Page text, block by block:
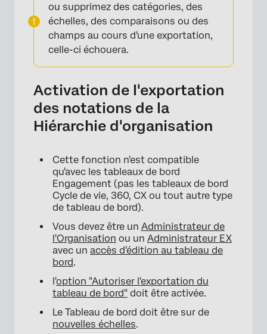
ou supprimez des catégories, des
échelles, des comparaisons ou des
champs au cours d'une exportation,
celle-ci échouera.
Activation de l'exportation
des notations de la
Hiérarchie d'organisation
Cette fonction n'est compatible
qu'avec les tableaux de bord
Engagement (pas les tableaux de bord
Cycle de vie, 360, CX ou tout autre type
de tableau de bord).
Vous devez être un Administrateur de
l'Organisation ou un Administrateur EX
avec un accès d'édition au tableau de
bord.
l'option "Autoriser l'exportation du
tableau de bord" doit être activée.
Le Tableau de bord doit être sur de
nouvelles échelles.